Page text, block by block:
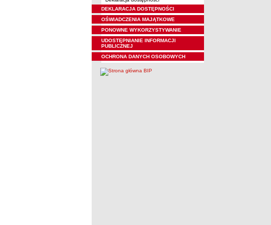
DEKLARACJA DOSTĘPNOŚCI
OŚWIADCZENIA MAJĄTKOWE
PONOWNE WYKORZYSTYWANIE
UDOSTĘPNIANIE INFORMACJI
PUBLICZNEJ
OCHRONA DANYCH OSOBOWYCH